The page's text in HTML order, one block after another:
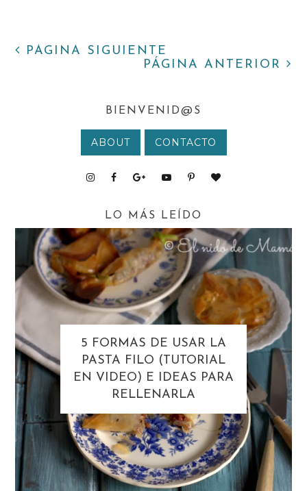
PÁGINA SIGUIENTE
PÁGINA ANTERIOR
BIENVENID@S
ABOUT CONTACTO
LO MÁS LEÍDO
5 FORMAS DE USAR LA
PASTA FILO (TUTORIAL
EN VIDEO) E IDEAS PARA
RELLENARLA